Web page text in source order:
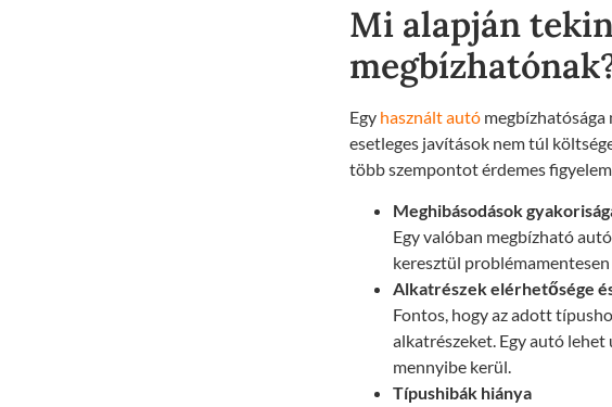
Mi alapján
Egy használt autó megbízhatósága
esetleges javítások nem túl
több szempontot érdemes
Meghibásodások
Egy valóban megbízható
keresztül
Alkatrészek elérhetősége
Fontos, hogy az adott
alkatrészeket. Egy autó lehet
mennyibe kerül.
Típushibák hiánya